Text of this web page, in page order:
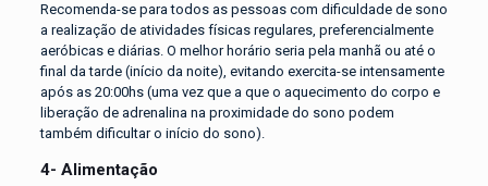
Recomenda-se para todos as pessoas com dificuldade de sono
a realização de atividades físicas regulares, preferencialmente
aeróbicas e diárias. O melhor horário seria pela manhã ou até o
final da tarde (início da noite), evitando exercita-se intensamente
após as 20:00hs (uma vez que a que o aquecimento do corpo e
liberação de adrenalina na proximidade do sono podem
também dificultar o início do sono).
4- Alimentação